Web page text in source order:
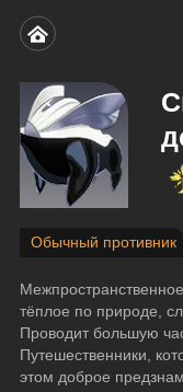
Обычный противник
тёплое по природе,
Проводит большую
Путешественники,
этом доброе